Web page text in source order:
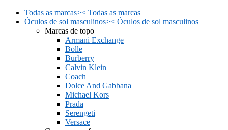
Todas as marcas>< Todas as marcas
Óculos de sol masculinos>< Óculos de sol masculinos
Marcas de topo
Armani Exchange
Bolle
Burberry
Calvin Klein
Coach
Dolce And Gabbana
Michael Kors
Prada
Serengeti
Versace